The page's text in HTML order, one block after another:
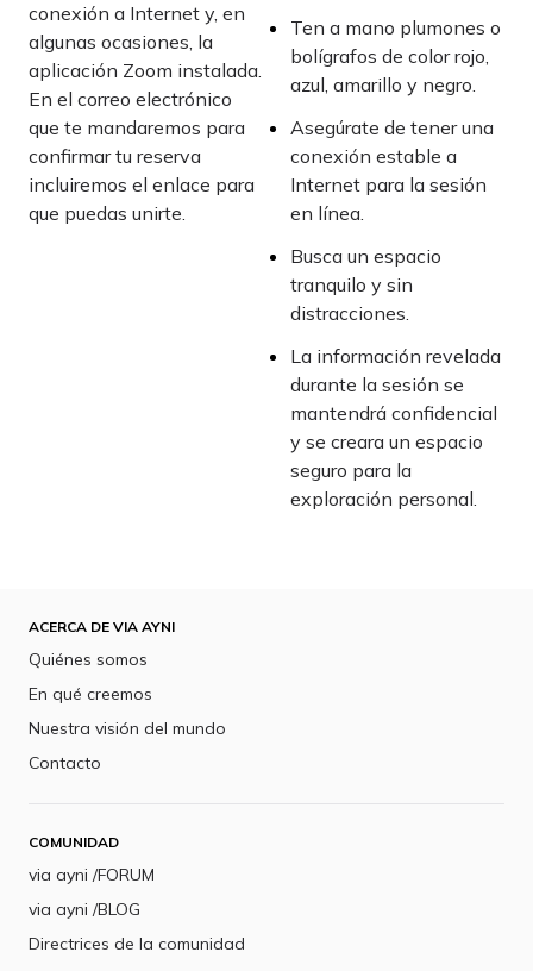
conexión a Internet y, en
algunas ocasiones, la
aplicación Zoom instalada.
En el correo electrónico
que te mandaremos para
confirmar tu reserva
incluiremos el enlace para
que puedas unirte.
Ten a mano plumones o
bolígrafos de color rojo,
azul, amarillo y negro.
Asegúrate de tener una
conexión estable a
Internet para la sesión
en línea.
Busca un espacio
tranquilo y sin
distracciones.
La información revelada
durante la sesión se
mantendrá confidencial
y se creara un espacio
seguro para la
exploración personal.
ACERCA DE VIA AYNI
Quiénes somos
En qué creemos
Nuestra visión del mundo
Contacto
COMUNIDAD
via ayni /FORUM
via ayni /BLOG
Directrices de la comunidad